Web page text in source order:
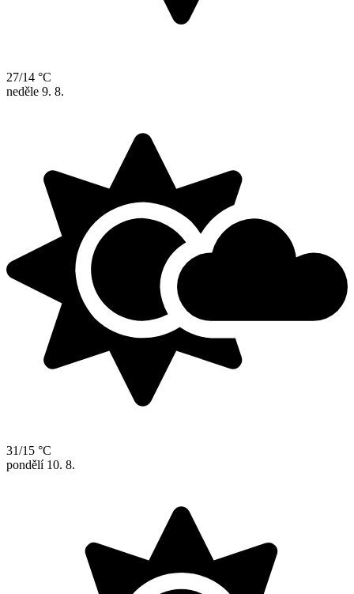
27/14 °C
neděle 9. 8.
31/15 °C
pondělí 10. 8.